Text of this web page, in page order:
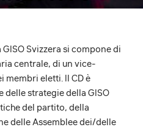
GISO Svizzera si compone di
centrale, di un vice-
membri eletti. Il CD è
delle strategie della GISO
del partito, della
delle Assemblee dei/delle